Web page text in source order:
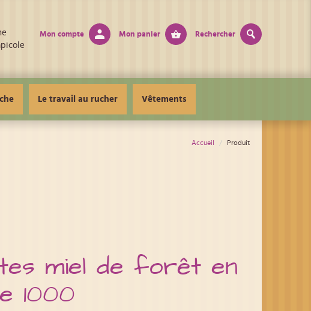
Accueil Produit
miel de forêt en
1000
Mon compte Mon panier Rechercher
Le travail au rucher Vêtements